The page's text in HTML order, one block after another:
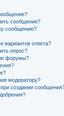
сообщение?
сообщению?
вариантов ответа?
опрос?
форумы?
модератору?
создании